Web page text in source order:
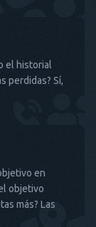
el historial
perdidas? Sí,
en
objetivo
más? Las